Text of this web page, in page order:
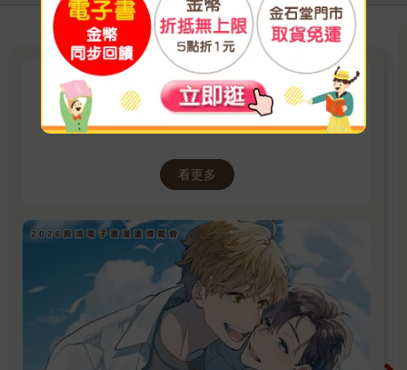
長鴻出版：2026長鴻電子書漫畫
博覽會
看更多